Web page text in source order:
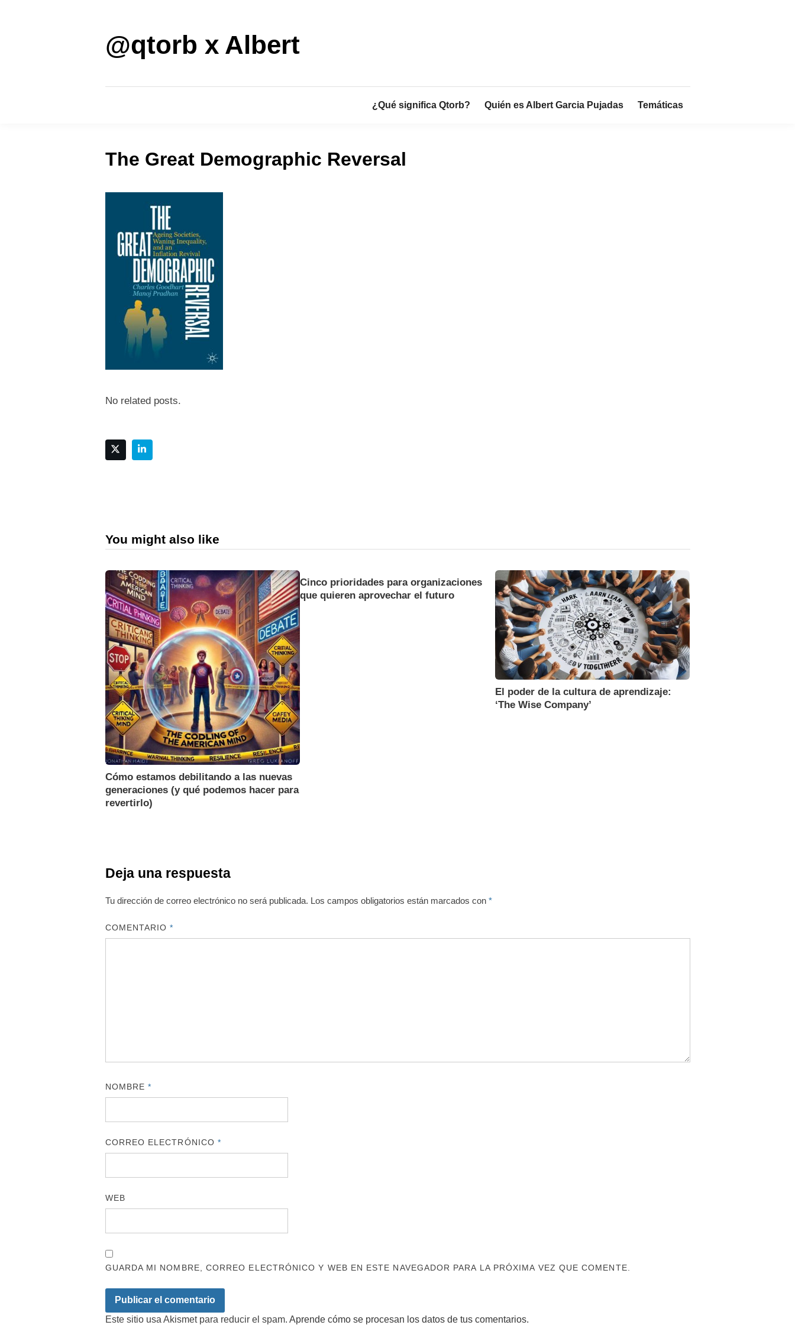
@qtorb x Albert
¿Qué significa Qtorb? Quién es Albert Garcia Pujadas Temáticas
The Great Demographic Reversal
No related posts.
You might also like
Cómo estamos debilitando a las nuevas
generaciones (y qué podemos hacer para
revertirlo)
Cinco prioridades para organizaciones
que quieren aprovechar el futuro
El poder de la cultura de aprendizaje:
‘The Wise Company’
Deja una respuesta
Tu dirección de correo electrónico no será publicada. Los campos obligatorios están marcados con *
COMENTARIO*
NOMBRE*
CORREO ELECTRÓNICO *
WEB
GUARDA MI NOMBRE, CORREO ELECTRÓNICO Y WEB EN ESTE NAVEGADOR PARA LA PRÓXIMA VEZ QUE COMENTE.
Este sitio usa Akismet para reducir el spam. Aprende cómo se procesan los datos de tus comentarios.